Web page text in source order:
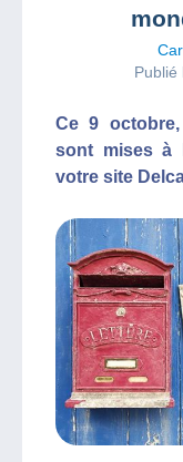
Publié
Ce 9
sont mises à
votre site